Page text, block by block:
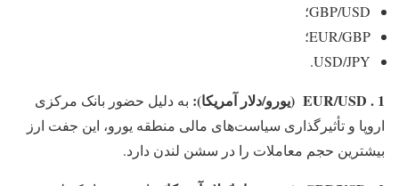
GBP/USD؛
EUR/GBP؛
USD/JPY.
1 . EUR/USD (یورو/دلار آمریکا):
به دلیل حضور بانک مرکزی
اروپا و تأثیرگذاری سیاست‌های مالی منطقه یورو، این جفت ارز
بیشترین حجم معاملات را در سشن لندن دارد.